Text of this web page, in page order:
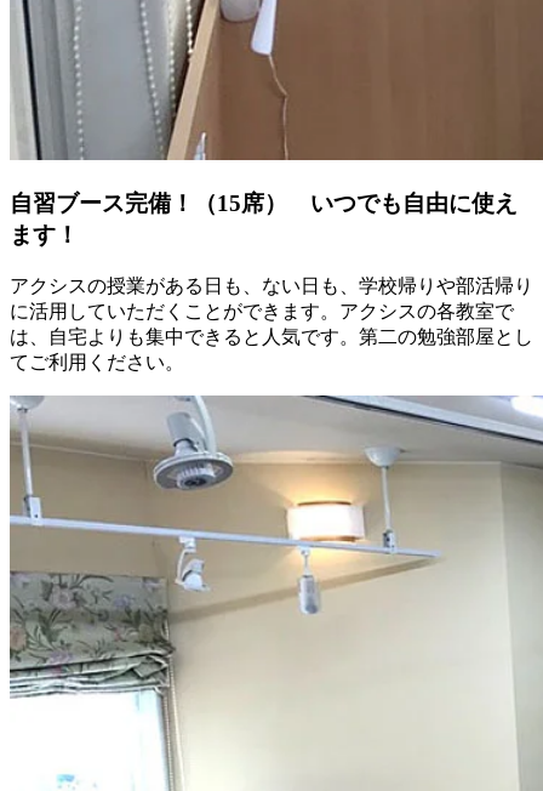
自習ブース完備！（15席） いつでも自由に使え
ます！
アクシスの授業がある日も、ない日も、学校帰りや部活帰り
に活用していただくことができます。アクシスの各教室で
は、自宅よりも集中できると人気です。第二の勉強部屋とし
てご利用ください。